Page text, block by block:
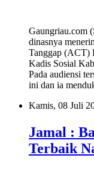
Gaungriau.com
dinasnya
Tanggap (ACT)
Kadis Sosial
Pada audiensi
ini dan ia
Kamis, 08 Juli
Jamal :
Terbaik